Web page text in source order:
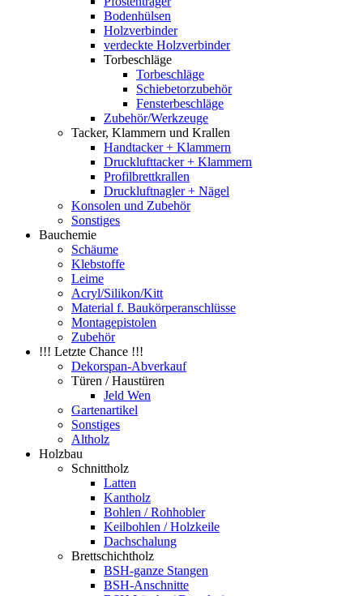
Bodenhülsen
Holzverbinder
verdeckte Holzverbinder
Torbeschläge
Torbeschläge
Schiebetorzubehör
Fensterbeschläge
Zubehör/Werkzeuge
Tacker, Klammern und Krallen
Handtacker + Klammern
Drucklufttacker + Klammern
Profilbrettkrallen
Druckluftnagler + Nägel
Konsolen und Zubehör
Sonstiges
Bauchemie
Schäume
Klebstoffe
Leime
Acryl/Silikon/Kitt
Material f. Baukörperanschlüsse
Montagepistolen
Zubehör
!!! Letzte Chance !!!
Dekorspan-Abverkauf
Türen / Haustüren
Jeld Wen
Gartenartikel
Sonstiges
Altholz
Holzbau
Schnittholz
Latten
Kantholz
Bohlen / Rohhobler
Keilbohlen / Holzkeile
Dachschalung
Brettschichtholz
BSH-ganze Stangen
BSH-Anschnitte